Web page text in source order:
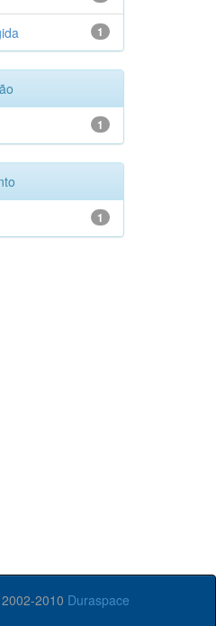
1
1
1
2010 Duraspace